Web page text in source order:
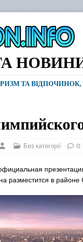
ТА
Без категорії 0
разместится в